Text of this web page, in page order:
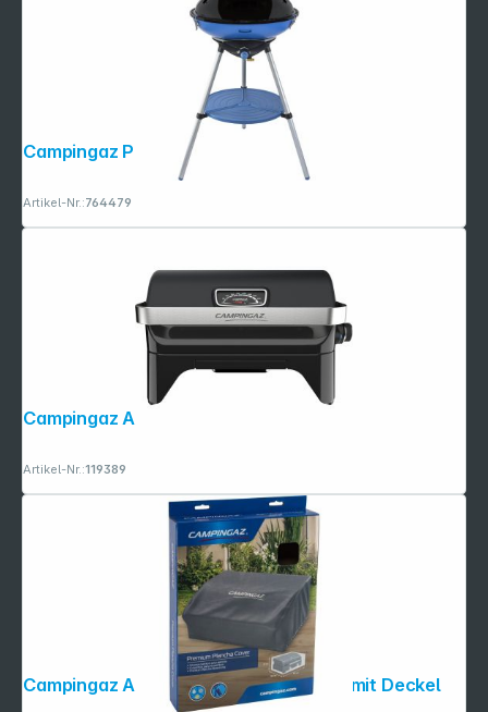
Campingaz Party Grill 600 R
Artikel-Nr.:764479
Campingaz Attitude 2go R
Artikel-Nr.:119389
Campingaz Abdeckhaube für Plancha mit Deckel